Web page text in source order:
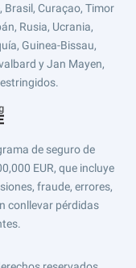
Brasil, Curaçao, Timor
Rusia, Ucrania,
Guinea-Bissau,
y Jan Mayen,
de seguro de
EUR, que incluye
fraude, errores,
conllevar pérdidas